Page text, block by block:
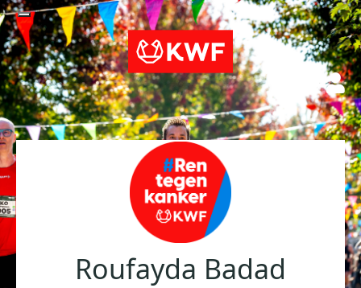
Roufayda Badad